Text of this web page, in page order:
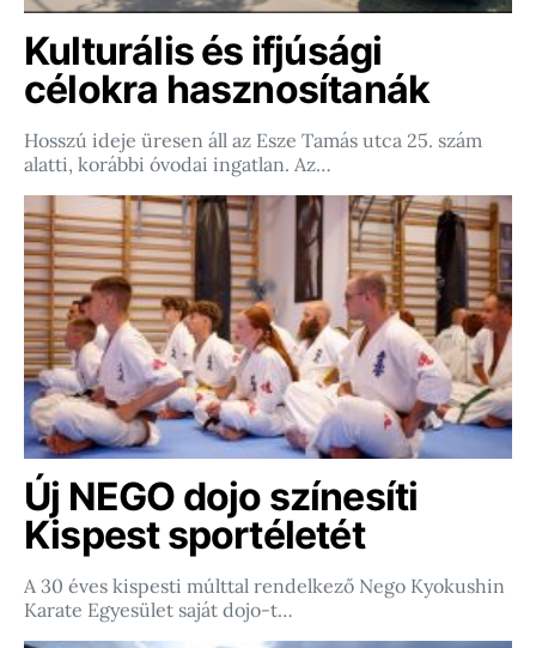
Kulturális és ifjúsági
célokra hasznosítanák
Hosszú ideje üresen áll az Esze Tamás utca 25. szám
alatti, korábbi óvodai ingatlan. Az…
Új NEGO dojo színesíti
Kispest sportéletét
A 30 éves kispesti múlttal rendelkező Nego Kyokushin
Karate Egyesület saját dojo-t…